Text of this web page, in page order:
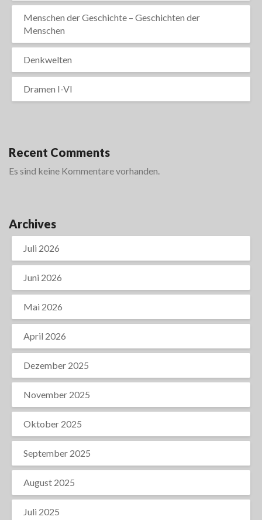
Menschen der Geschichte – Geschichten der
Menschen
Denkwelten
Dramen I-VI
Recent Comments
Es sind keine Kommentare vorhanden.
Archives
Juli 2026
Juni 2026
Mai 2026
April 2026
Dezember 2025
November 2025
Oktober 2025
September 2025
August 2025
Juli 2025